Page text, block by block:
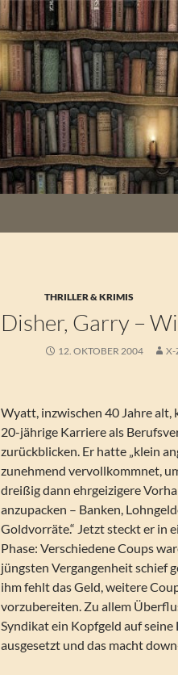
THRILLER & KRIMIS
Disher, Garry –
12. OKTOBER 2004 X-
Wyatt, inzwischen 40 Jahre alt,
20-jährige Karriere als
zurückblicken. Er hatte „klein
zunehmend vervollkommnet,
dreißig dann ehrgeizigere
anzupacken – Banken,
Goldvorräte.“ Jetzt steckt er in
Phase: Verschiedene Coups
jüngsten Vergangenheit schief
ihm fehlt das Geld, weitere
vorzubereiten. Zu allem
Syndikat ein Kopfgeld auf
ausgesetzt und das macht